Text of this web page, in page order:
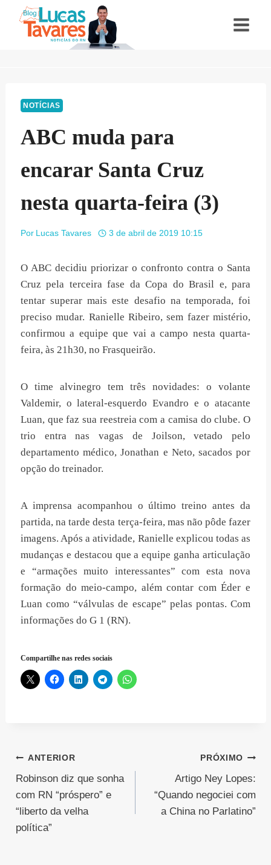
NOTÍCIAS
ABC muda para
encarar Santa Cruz
nesta quarta-feira (3)
Por Lucas Tavares 3 de abril de 2019 10:15
O ABC decidiu priorizar o confronto contra o Santa
Cruz pela terceira fase da Copa do Brasil e, para
tentar superar mais este desafio na temporada, foi
preciso mudar. Ranielle Ribeiro, sem fazer mistério,
confirmou a equipe que vai a campo nesta quarta-
feira, às 21h30, no Frasqueirão.
O time alvinegro tem três novidades: o volante
Valdemir, o lateral-esquerdo Evandro e o atacante
Luan, que faz sua reestreia com a camisa do clube. O
trio entra nas vagas de Joilson, vetado pelo
departamento médico, Jonathan e Neto, sacados por
opção do treinador.
A imprensa acompanhou o último treino antes da
partida, na tarde desta terça-feira, mas não pôde fazer
imagens. Após a atividade, Ranielle explicou todas as
mudanças e destacou que a equipe ganha articulação
e “armações muito interessantes” com esta nova
formação do meio-campo, além contar com Éder e
Luan como “válvulas de escape” pelas pontas. Com
informações do G 1 (RN).
Compartilhe nas redes sociais
Navegação
de
Post
ANTERIOR
Robinson diz que sonha
com RN “próspero” e
“liberto da velha
política”
PRÓXIMO
Artigo Ney Lopes:
“Quando negociei com
a China no Parlatino”